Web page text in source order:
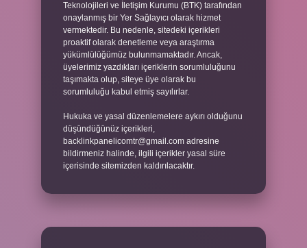
Teknolojileri ve İletişim Kurumu (BTK) tarafından
onaylanmış bir Yer Sağlayıcı olarak hizmet
vermektedir. Bu nedenle, sitedeki içerikleri
proaktif olarak denetleme veya araştırma
yükümlülüğümüz bulunmamaktadır. Ancak,
üyelerimiz yazdıkları içeriklerin sorumluluğunu
taşımakta olup, siteye üye olarak bu
sorumluluğu kabul etmiş sayılırlar.
Hukuka ve yasal düzenlemelere aykırı olduğunu
düşündüğünüz içerikleri,
backlinkpanelicomtr@gmail.com adresine
bildirmeniz halinde, ilgili içerikler yasal süre
içerisinde sitemizden kaldırılacaktır.